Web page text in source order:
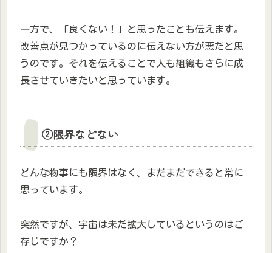
一方で、「良くない！」と思ったことも伝えます。
改善点が見つかっているのに伝えない方が悪だと思
うのです。それを伝えることで人も組織もさらに成
長させていきたいと思っています。
②限界などない
どんな物事にも限界はなく、まだまだできると常に
思っています。
突然ですが、宇宙は未だ拡大しているというのはご
存じですか？